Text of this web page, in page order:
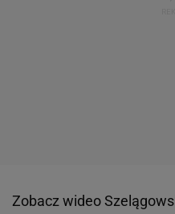
Zobacz wideo